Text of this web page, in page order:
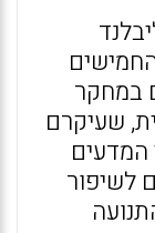
במחקר
שעיקרם
לשיפור